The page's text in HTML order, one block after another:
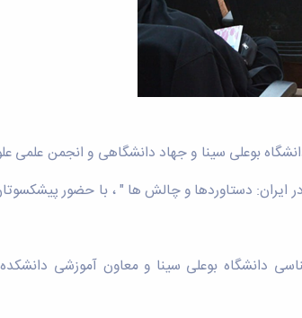
دستاوردها و چالش ها " ، با حضور
دانشگاه بوعلی سینا و معاون آموزشی